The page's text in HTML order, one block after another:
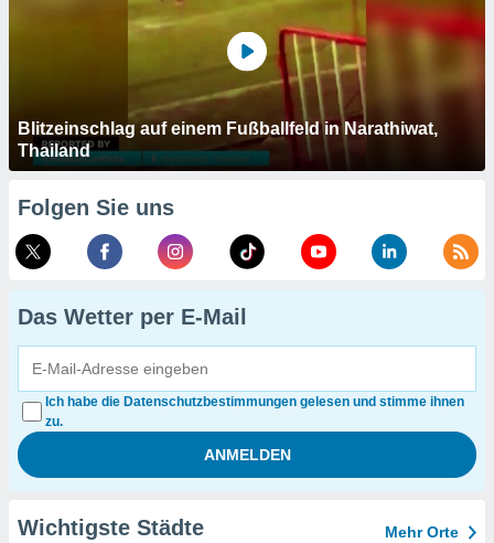
Blitzeinschlag auf einem Fußballfeld in Narathiwat,
Thailand
Folgen Sie uns
Das Wetter per E-Mail
Ich habe die Datenschutzbestimmungen gelesen und stimme ihnen
zu.
Wichtigste Städte Mehr Orte